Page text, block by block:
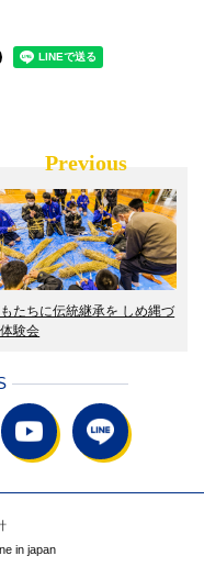
Previous
たちに伝統継承を しめ縄づ
験会
in japan